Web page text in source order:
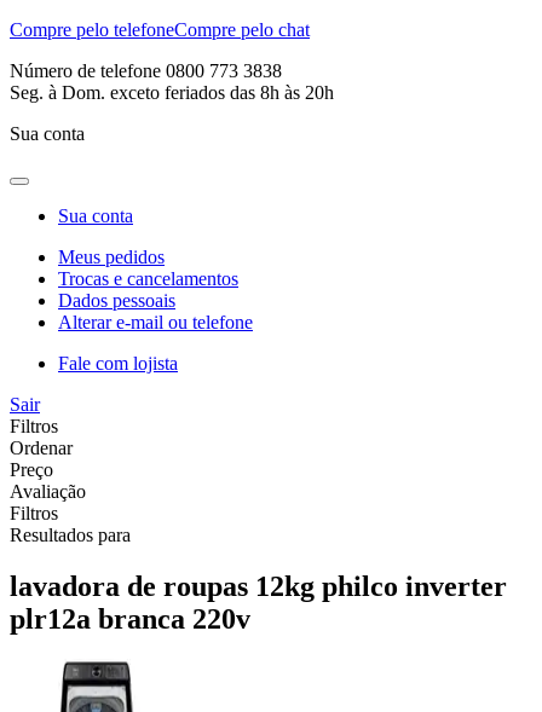
Compre pelo telefoneCompre pelo chat
Número de telefone 0800 773 3838
Seg. à Dom. exceto feriados das 8h às 20h
Sua conta
Sua conta
Meus pedidos
Trocas e cancelamentos
Dados pessoais
Alterar e-mail ou telefone
Fale com lojista
Sair
Filtros
Ordenar
Preço
Avaliação
Filtros
Resultados para
lavadora de roupas 12kg philco inverter
plr12a branca 220v